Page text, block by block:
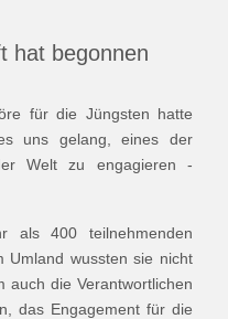
hat begonnen
für die Jüngsten hatte
uns gelang, eines der
Welt zu engagieren -
als 400 teilnehmenden
Umland wussten sie nicht
auch die Verantwortlichen
das Engagement für die